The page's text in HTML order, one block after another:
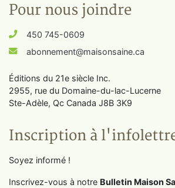
Pour nous joindre
450 745-0609
abonnement@maisonsaine.ca
Éditions du 21e siècle Inc.
2955, rue du Domaine-du-lac-Lucerne
Ste-Adèle, Qc Canada J8B 3K9
Inscription à
Soyez informé !
Inscrivez-vous à notre Bulletin Maison